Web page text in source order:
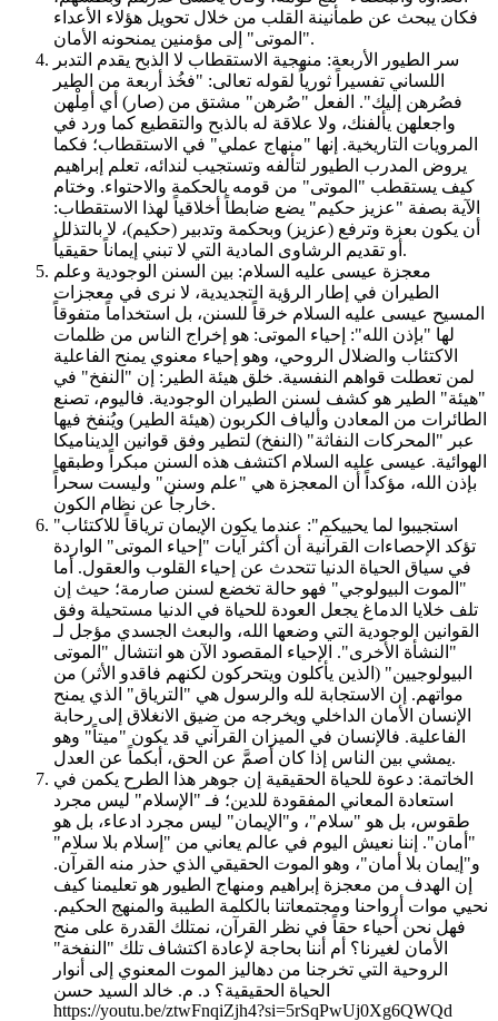
فكان يبحث عن طمأنينة القلب من خلال تحويل هؤلاء الأعداء
"الموتى" إلى مؤمنين يمنحونه الأمان.
سر الطيور الأربعة: منهجية الاستقطاب لا الذبح يقدم التدبر
اللساني تفسيراً ثورياً لقوله تعالى: "فخُذ أربعة من الطير
فصُرهن إليك". الفعل "صُرهن" مشتق من (صار) أي أمِلْهن
واجعلهن يألفنك، ولا علاقة له بالذبح والتقطيع كما ورد في
المرويات التاريخية. إنها "منهاج عملي" في الاستقطاب؛ فكما
يروض المدرب الطيور لتألفه وتستجيب لندائه، تعلم إبراهيم
كيف يستقطب "الموتى" من قومه بالحكمة والاحتواء. وختام
الآية بصفة "عزيز حكيم" يضع ضابطاً أخلاقياً لهذا الاستقطاب:
أن يكون بعزة وترفع (عزيز) وبحكمة وتدبير (حكيم)، لا بالتذلل
أو تقديم الرشاوى المادية التي لا تبني إيماناً حقيقياً.
معجزة عيسى عليه السلام: بين السنن الوجودية وعلم
الطيران في إطار الرؤية التجديدية، لا نرى في معجزات
المسيح عيسى عليه السلام خرقاً للسنن، بل استخداماً متفوقاً
لها "بإذن الله": إحياء الموتى: هو إخراج الناس من ظلمات
الاكتئاب والضلال الروحي، وهو إحياء معنوي يمنح الفاعلية
لمن تعطلت قواهم النفسية. خلق هيئة الطير: إن "النفخ" في
"هيئة" الطير هو كشف لسنن الطيران الوجودية. فاليوم، تصنع
الطائرات من المعادن وألياف الكربون (هيئة الطير) ويُنفخ فيها
عبر "المحركات النفاثة" (النفخ) لتطير وفق قوانين الديناميكا
الهوائية. عيسى عليه السلام اكتشف هذه السنن مبكراً وطبقها
بإذن الله، مؤكداً أن المعجزة هي "علم وسنن" وليست سحراً
خارجاً عن نظام الكون.
"استجيبوا لما يحييكم": عندما يكون الإيمان ترياقاً للاكتئاب
تؤكد الإحصاءات القرآنية أن أكثر آيات "إحياء الموتى" الواردة
في سياق الحياة الدنيا تتحدث عن إحياء القلوب والعقول. أما
"الموت البيولوجي" فهو حالة تخضع لسنن صارمة؛ حيث إن
تلف خلايا الدماغ يجعل العودة للحياة في الدنيا مستحيلة وفق
القوانين الوجودية التي وضعها الله، والبعث الجسدي مؤجل لـ
"النشأة الأخرى". الإحياء المقصود الآن هو انتشال "الموتى
البيولوجيين" (الذين يأكلون ويتحركون لكنهم فاقدو الأثر) من
مواتهم. إن الاستجابة لله والرسول هي "الترياق" الذي يمنح
الإنسان الأمان الداخلي ويخرجه من ضيق الانغلاق إلى رحابة
الفاعلية. فالإنسان في الميزان القرآني قد يكون "ميتاً" وهو
يمشي بين الناس إذا كان أصمَّ عن الحق، أبكماً عن العدل.
الخاتمة: دعوة للحياة الحقيقية إن جوهر هذا الطرح يكمن في
استعادة المعاني المفقودة للدين؛ فـ "الإسلام" ليس مجرد
طقوس، بل هو "سلام"، و"الإيمان" ليس مجرد ادعاء، بل هو
"أمان". إننا نعيش اليوم في عالم يعاني من "إسلام بلا سلام"
و"إيمان بلا أمان"، وهو الموت الحقيقي الذي حذر منه القرآن.
إن الهدف من معجزة إبراهيم ومنهاج الطيور هو تعليمنا كيف
نحيي موات أرواحنا ومجتمعاتنا بالكلمة الطيبة والمنهج الحكيم.
فهل نحن أحياء حقاً في نظر القرآن، نمتلك القدرة على منح
الأمان لغيرنا؟ أم أننا بحاجة لإعادة اكتشاف تلك "النفخة"
الروحية التي تخرجنا من دهاليز الموت المعنوي إلى أنوار
الحياة الحقيقية؟ د. م. خالد السيد حسن
https://youtu.be/ztwFnqiZjh4?si=5rSqPwUj0Xg6QWQd